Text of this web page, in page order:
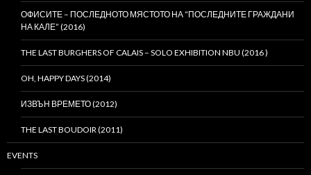
ОФИСИТЕ – ПОСЛЕДНОТО МЯСТОТО НА “ПОСЛЕДНИТЕ ГРАЖДАНИ
НА КАЛЕ” (2016)
THE LAST BURGHERS OF CALAIS – SOLO EXHIBITION NBU (2016 )
OH, HAPPY DAYS (2014)
ИЗВЪН ВРЕМЕТО (2012)
THE LAST BOUDOIR (2011)
EVENTS